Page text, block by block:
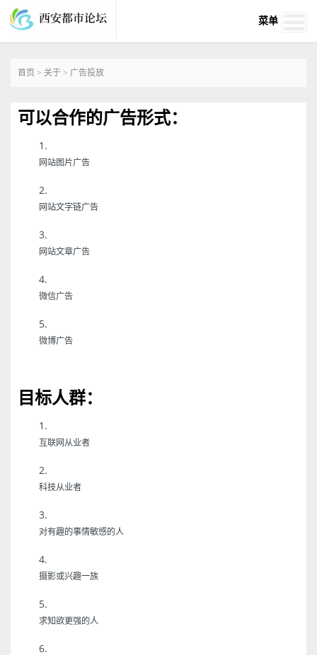
菜单
首页 > 关于 > 广告投放
可以合作的广告形式：
网站图片广告
网站文字链广告
网站文章广告
微信广告
微博广告
目标人群：
互联网从业者
科技从业者
对有趣的事情敏感的人
摄影或兴趣一族
求知欲更强的人